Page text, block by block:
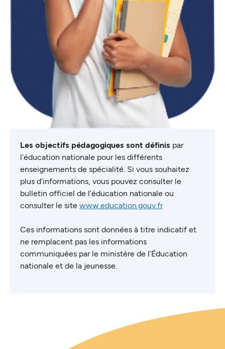
Les objectifs pédagogiques sont définis par
l’éducation nationale pour les différents
enseignements de spécialité. Si vous souhaitez
plus d’informations, vous pouvez consulter le
bulletin officiel de l’éducation nationale ou
consulter le site www.education.gouv.fr
Ces informations sont données à titre indicatif et
ne remplacent pas les informations
communiquées par le ministère de l’Éducation
nationale et de la jeunesse.